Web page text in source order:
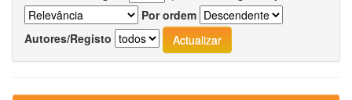
Por ordem
Autores/Registo